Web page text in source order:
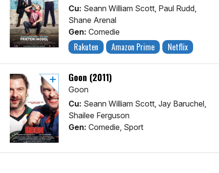
Cu: Seann William Scott, Paul Rudd,
Shane Arenal
Gen: Comedie
Rakuten Amazon Prime Netflix
Goon (2011)
Goon
Cu: Seann William Scott, Jay Baruchel,
Shailee Ferguson
Gen: Comedie, Sport